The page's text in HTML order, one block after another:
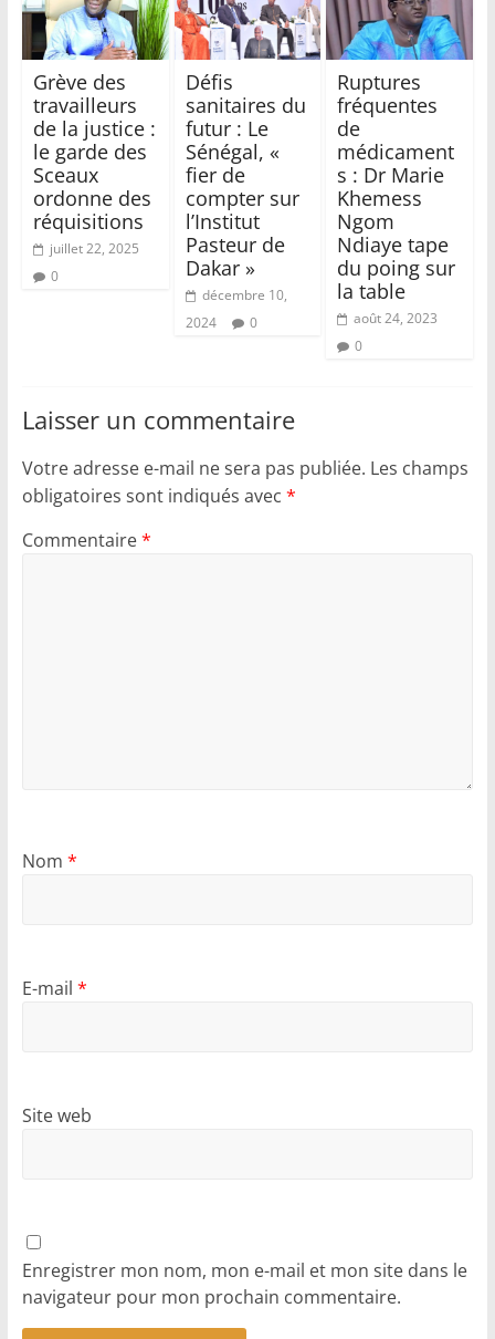
Grève des
travailleurs
de la justice :
le garde des
Sceaux
ordonne des
réquisitions
juillet 22, 2025
0
Défis
sanitaires du
futur : Le
Sénégal, «
fier de
compter sur
l’Institut
Pasteur de
Dakar »
décembre 10,
2024
0
Ruptures
fréquentes
de
médicament
s : Dr Marie
Khemess
Ngom
Ndiaye tape
du poing sur
la table
août 24, 2023
0
Laisser un commentaire
Votre adresse e-mail ne sera pas publiée. Les champs
obligatoires sont indiqués avec *
Commentaire*
Nom *
E-mail *
Site web
Enregistrer mon nom, mon e-mail et mon site dans le
navigateur pour mon prochain commentaire.